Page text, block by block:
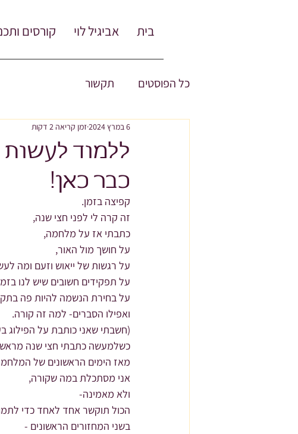
בית אביגיל לוי קורסים
כל הפוסטים תקשור
ללמוד
כבר כאן!
6 במרץ 2024 זמן קריאה 2 דקות
קפיצה בזמן.
זה קרה לי לפני חצי שנה,
כתבתי אז על מלחמה,
על חושך מול האור,
על רגשות של ייאוש וזעם ומה
על תפקידים חשובים שיש לנו
על בחירת הנשמה להיות פה
ואפילו הסברים- למה זה קורה.
(חשבתי שאני כותבת על הפילוג
כשלמעשה כתבתי חצי שנה מראש
מאז הימים הראשונים של
אני מסתכלת במה שקורה,
ולא מאמינה-
הכול תוקשר אחד לאחד כדי
בשני המחזורים הראשונים -